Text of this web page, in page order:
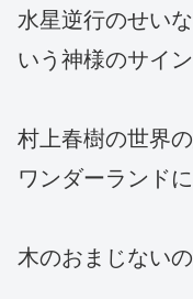
水星逆行のせい
いう神様のサイ
村上春樹の世界
ワンダーランド
木のおまじない